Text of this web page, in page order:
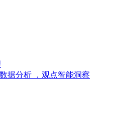
据分析 ，观点智能洞察